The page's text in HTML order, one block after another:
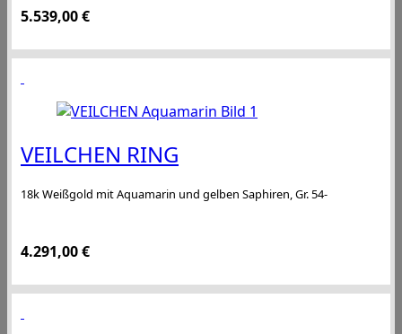
5.539,00€
VEILCHEN RING
18k Weißgold mit Aquamarin und gelben Saphiren, Gr. 54-
4.291,00€